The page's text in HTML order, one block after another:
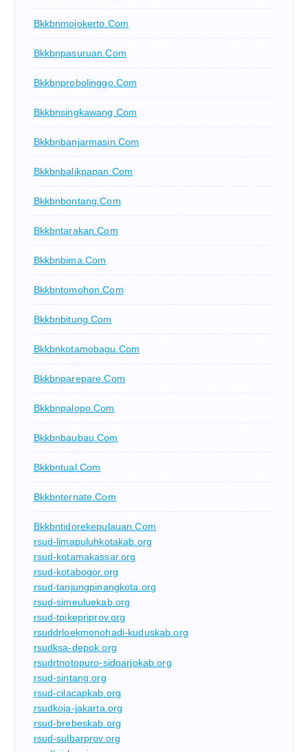
Bkkbnmojokerto.com
Bkkbnpasuruan.com
Bkkbnprobolinggo.com
Bkkbnsingkawang.com
Bkkbnbanjarmasin.com
Bkkbnbalikpapan.com
Bkkbnbontang.com
Bkkbntarakan.com
Bkkbnbima.com
Bkkbntomohon.com
Bkkbnbitung.com
Bkkbnkotamobagu.com
Bkkbnparepare.com
Bkkbnpalopo.com
Bkkbnbaubau.com
Bkkbntual.com
Bkkbnternate.com
Bkkbntidorekepulauan.com
rsud-limapuluhkotakab.org
rsud-kotamakassar.org
rsud-kotabogor.org
rsud-tanjungpinangkota.org
rsud-simeuluekab.org
rsud-tpikepriprov.org
rsuddrloekmonohadi-kuduskab.org
rsudksa-depok.org
rsudrtnotopuro-sidoarjokab.org
rsud-sintang.org
rsud-cilacapkab.org
rsudkoja-jakarta.org
rsud-brebeskab.org
rsud-sulbarprov.org